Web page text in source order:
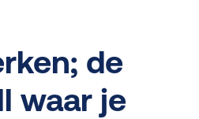
de
waar je